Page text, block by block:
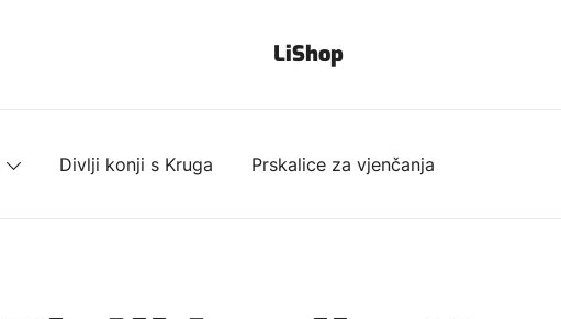
LiShop
Divlji konji s Kruga Prskalice za vjenčanja